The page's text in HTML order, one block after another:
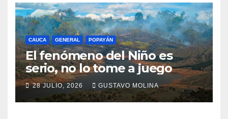
CAUCA GENERAL POPAYÁN
El fenómeno del Niño es
serio, no lo tome a juego
28 JULIO, 2026 GUSTAVO MOLINA